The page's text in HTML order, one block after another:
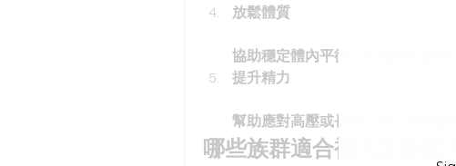
放鬆體質
協助穩定體內平衡，促進身心放鬆
提升精力
幫助應對高壓或長期工作，增強體
哪些族群適合補充芝麻素？